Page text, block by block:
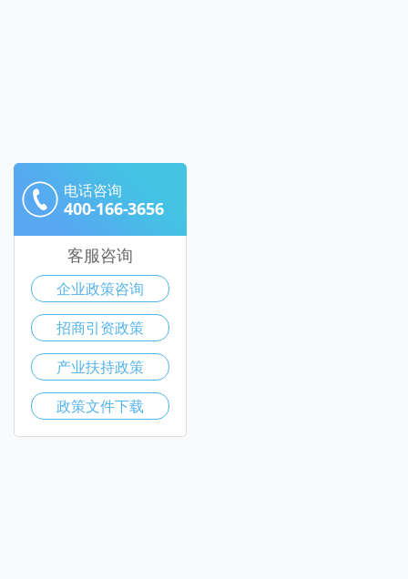
电话咨询
400-166-3656
客服咨询
企业政策咨询
招商引资政策
产业扶持政策
政策文件下载